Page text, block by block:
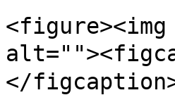
<figure><img
</